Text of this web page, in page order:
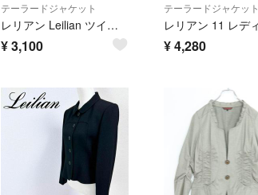
テーラードジャケット
レリアン Leilian ツイードジャケット 総裏 3B 紫 パープル 9
¥3,100
テーラードジャケット
¥4,280